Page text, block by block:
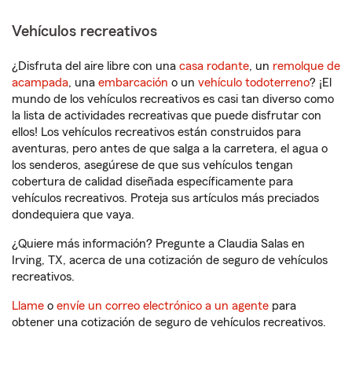
Vehículos recreativos
¿Disfruta del aire libre con una casa rodante, un remolque de
acampada, una embarcación o un vehículo todoterreno? ¡El
mundo de los vehículos recreativos es casi tan diverso como
la lista de actividades recreativas que puede disfrutar con
ellos! Los vehículos recreativos están construidos para
aventuras, pero antes de que salga a la carretera, el agua o
los senderos, asegúrese de que sus vehículos tengan
cobertura de calidad diseñada específicamente para
vehículos recreativos. Proteja sus artículos más preciados
dondequiera que vaya.
¿Quiere más información? Pregunte a Claudia Salas en
Irving, TX, acerca de una cotización de seguro de vehículos
recreativos.
Llame o envíe un correo electrónico a un agente para
obtener una cotización de seguro de vehículos recreativos.